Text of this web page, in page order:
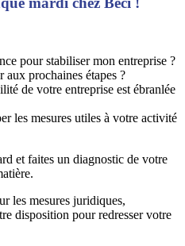
pour stabiliser mon entreprise ?
aux prochaines étapes ?
de votre entreprise est ébranlée
les mesures utiles à votre activité
et faites un diagnostic de votre
les mesures juridiques,
disposition pour redresser votre